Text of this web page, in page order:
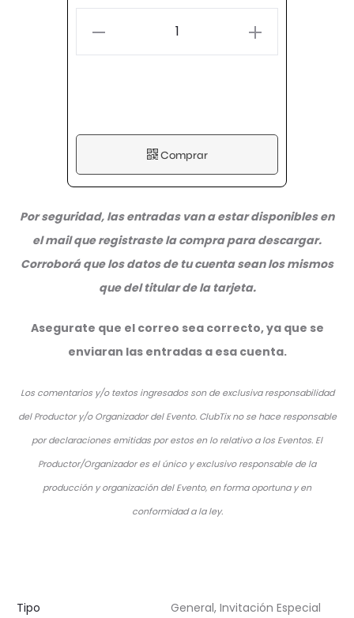
Comprar
Por seguridad, las entradas van a estar disponibles en
el mail que registraste la compra para descargar.
Corroborá que los datos de tu cuenta sean los mismos
que del titular de la tarjeta.
Asegurate que el correo sea correcto, ya que se
enviaran las entradas a esa cuenta.
Los comentarios y/o textos ingresados son de exclusiva responsabilidad
del Productor y/o Organizador del Evento. ClubTix no se hace responsable
por declaraciones emitidas por estos en lo relativo a los Eventos. El
Productor/Organizador es el único y exclusivo responsable de la
producción y organización del Evento, en forma oportuna y en
conformidad a la ley.
Tipo General, Invitación Especial